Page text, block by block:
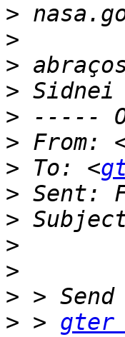
>
>
>
>
>
> From:
> To: <
>
>
>
>
>
> > gter